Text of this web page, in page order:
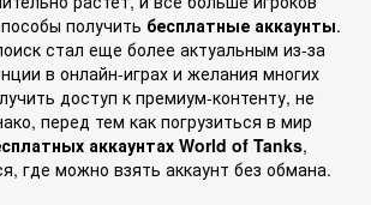
получить бесплатные аккаунты.
стал еще более актуальным из-за
в онлайн-играх и желания многих
доступ к премиум-контенту, не
перед тем как погрузиться в мир
аккаунтах World of Tanks,
где можно взять аккаунт без обмана.